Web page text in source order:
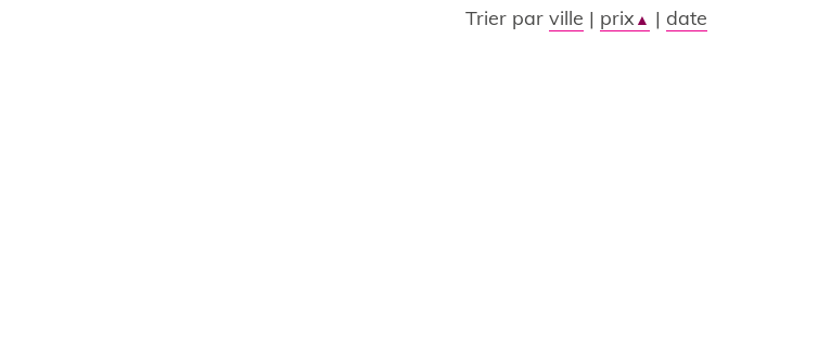
Trier par ville | prix ▲ | date